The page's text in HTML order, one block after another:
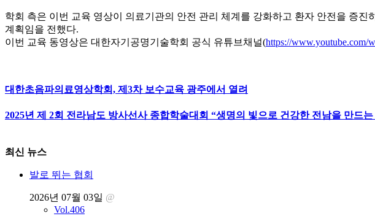
학회 측은 이번 교육 영상이 의료기관의 안전 관리 체계를 강화하고 환자 안전을 증
계획임을 전했다.
이번 교육 동영상은 대한자기공명기술학회 공식 유튜브채널(https://
대한초음파의료영상학회, 제3차 보수교육 광주에서 열려
2025년 제 2회 전라남도 방사선사 종합학술대회 “생명의 빛으로 건강한 전남을 만드
최신 뉴스
발로 뛰는 협회
2026년 07월 03일 @
Vol.406